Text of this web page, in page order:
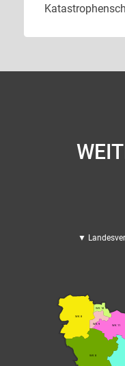
▼
WK 8
WK 10
WK 9
WK 8
WK 11